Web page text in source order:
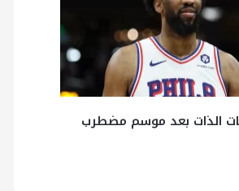
الذات بعد موسم مضطرب